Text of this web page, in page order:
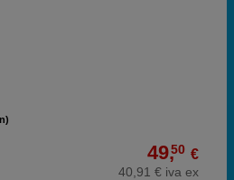
49,50 €
40,91 € iva ex